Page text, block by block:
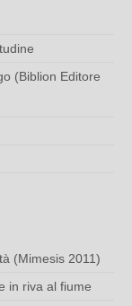
(Biblion Editore
(Mimesis 2011)
in riva al fiume